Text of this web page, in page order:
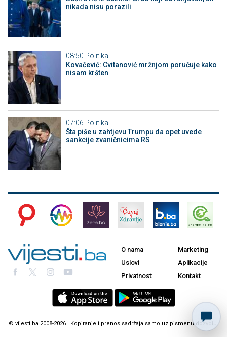
nikada nisu porazili
08:50 Politika
Kovačević: Cvitanović mržnjom poručuje kako
nisam kršten
07:06 Politika
Šta piše u zahtjevu Trumpu da opet uvede
sankcije zvaničnicima RS
O nama
Uslovi
Privatnost
Marketing
Aplikacije
Kontakt
© vijesti.ba 2008-2026 | Kopiranje i prenos sadržaja samo uz pismenu dozvolu.